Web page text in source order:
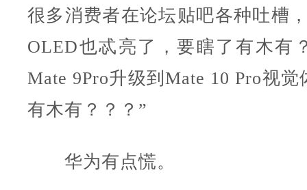
很多消费者在论坛贴吧各种吐槽
OLED也忒亮了，要瞎了有木有
Mate 9Pro升级到Mate 10 Pro视
有木有？？？”
华为有点慌。